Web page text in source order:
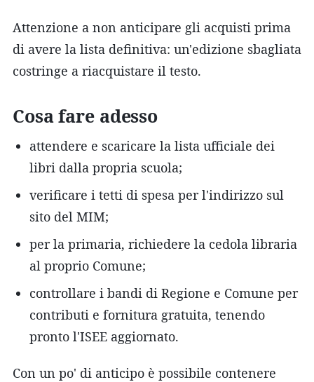
Attenzione a non anticipare gli acquisti prima
di avere la lista definitiva: un'edizione sbagliata
costringe a riacquistare il testo.
Cosa fare adesso
attendere e scaricare la lista ufficiale dei
libri dalla propria scuola;
verificare i tetti di spesa per l'indirizzo sul
sito del MIM;
per la primaria, richiedere la cedola libraria
al proprio Comune;
controllare i bandi di Regione e Comune per
contributi e fornitura gratuita, tenendo
pronto l'ISEE aggiornato.
Con un po' di anticipo è possibile contenere